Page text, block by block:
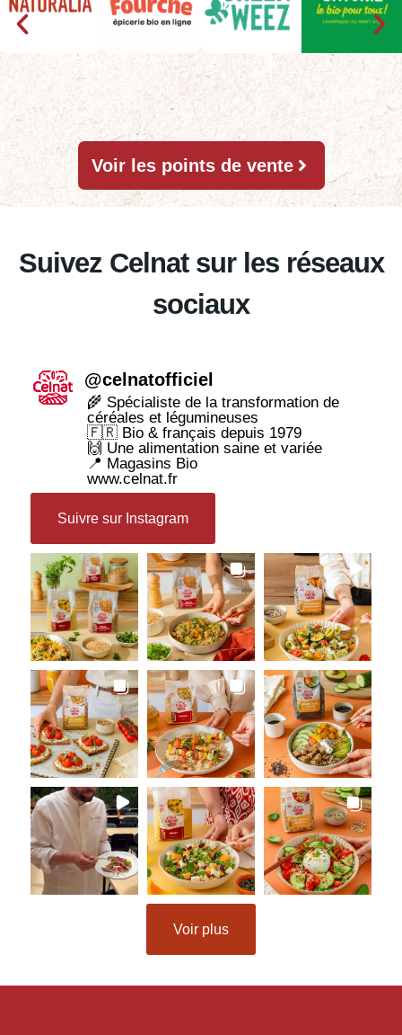
Voir les points de vente
Suivez Celnat sur les réseaux
sociaux
@celnatofficiel
🌾 Spécialiste de la transformation de
céréales et légumineuses
🇫🇷 Bio & français depuis 1979
🙌 Une alimentation saine et variée
📍 Magasins Bio
www.celnat.fr
Suivre sur Instagram
Voir plus